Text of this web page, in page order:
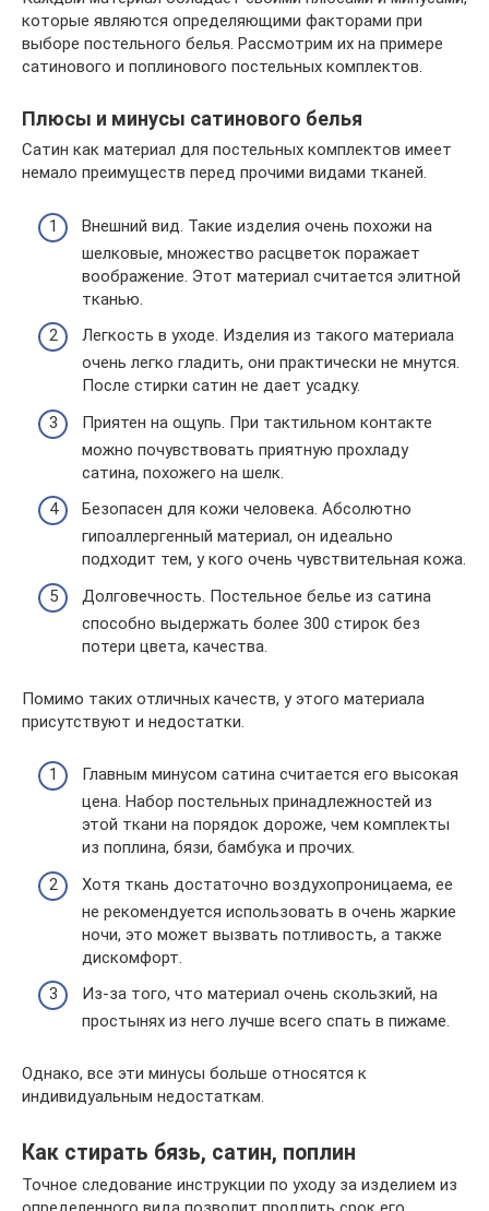
которые являются определяющими факторами при
выборе постельного белья. Рассмотрим их на примере
сатинового и поплинового постельных комплектов.
Плюсы и минусы сатинового белья
Сатин как материал для постельных комплектов имеет
немало преимуществ перед прочими видами тканей.
Внешний вид. Такие изделия очень похожи на
шелковые, множество расцветок поражает
воображение. Этот материал считается элитной
тканью.
Легкость в уходе. Изделия из такого материала
очень легко гладить, они практически не мнутся.
После стирки сатин не дает усадку.
Приятен на ощупь. При тактильном контакте
можно почувствовать приятную прохладу
сатина, похожего на шелк.
Безопасен для кожи человека. Абсолютно
гипоаллергенный материал, он идеально
подходит тем, у кого очень чувствительная кожа.
Долговечность. Постельное белье из сатина
способно выдержать более 300 стирок без
потери цвета, качества.
Помимо таких отличных качеств, у этого материала
присутствуют и недостатки.
Главным минусом сатина считается его высокая
цена. Набор постельных принадлежностей из
этой ткани на порядок дороже, чем комплекты
из поплина, бязи, бамбука и прочих.
Хотя ткань достаточно воздухопроницаема, ее
не рекомендуется использовать в очень жаркие
ночи, это может вызвать потливость, а также
дискомфорт.
Из-за того, что материал очень скользкий, на
простынях из него лучше всего спать в пижаме.
Однако, все эти минусы больше относятся к
индивидуальным недостаткам.
Как стирать бязь, сатин, поплин
Точное следование инструкции по уходу за изделием из